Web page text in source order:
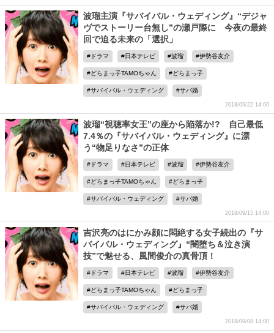
波瑠主演『サバイバル・ウェディング』“デジャ
ヴでストーリー台無し”の瀬戸際に 今夜の最終
回で迫る未来の「選択」
ドラマ 日本テレビ 波瑠 伊勢谷友介
どらまっ子TAMOちゃん どらまっ子
サバイバル・ウェディング サバ婚
2018/09/22 14:00
波瑠“視聴率女王”の座から陥落か!? 自己最低
7.4％の『サバイバル・ウェディング』に漂
う“物足りなさ”の正体
ドラマ 日本テレビ 波瑠 伊勢谷友介
どらまっ子TAMOちゃん どらまっ子
サバイバル・ウェディング サバ婚
2018/09/15 14:00
吉沢亮のはにかみ顔に悶絶する女子続出の『サ
バイバル・ウェディング』“闇堕ち＆泣き演
技”で魅せる、風間俊介の真骨頂！
ドラマ 日本テレビ 波瑠 伊勢谷友介
どらまっ子TAMOちゃん どらまっ子
サバイバル・ウェディング サバ婚
2018/09/08 14:00